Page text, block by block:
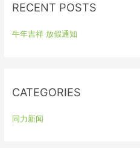
c
f
RECENT POSTS
牛年吉祥 放假通知
CATEGORIES
同力新闻